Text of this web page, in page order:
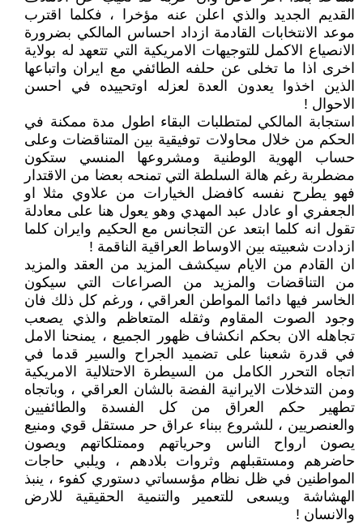
القديم الجديد والذي اعلن عنه مؤخرا ، فكلما اقترب
موعد الانتخابات القادمة ازداد احساس المالكي بضرورة
الانصياع الاكمل للتوجيهات الامريكية التي تتعهد له بولاية
اخرى اذا ما تخلى عن حلفه الطائفي مع ايران واتباعها
الذين اخذوا يعدون العدة لعزله اوتحييده في احسن
الاحوال !
استجابة المالكي لمتطلبات البقاء اطول مدة ممكنة في
الحكم من خلال محاولات توفيقية بين المتناقضات وعلى
حساب الهوية الوطنية ومشروعها المنسي ستكون
مضطربة رغم هالة السلطة التي تمنحه بعضا من الاقتدار
فهو يطرح نفسه كافضل الخيارات من علاوي مثلا او
الجعفري او عادل عبد المهدي وهو يعول هنا على معادلة
تقول انه كلما ابتعد عن التجانس مع الحكيم وايران كلما
ازدادت شعبيته بين الاوساط العراقية الناقمة !
ان القادم من الايام سيكشف المزيد من العقد والمزيد
من التناقضات والمزيد من الصراعات التي سيكون
الخاسر فيها دائما المواطن العراقي ، ورغم كل ذلك فان
وجود الصوت المقاوم وثقله المتعاظم والذي يصعب
تجاهله الان بحكم انكشاف ظهور الجميع ، يمنحنا الامل
في قدرة شعبنا على تضميد الجراح والسير قدما في
اتجاه التحرر الكامل من السيطرة الاحتلالية الامريكية
ومن التدخلات الايرانية الفضة بالشان العراقي ، وباتجاه
تطهير حكم العراق من كل الفسدة والطائفيين
والعنصريين ، للشروع ببناء عراق حر مستقل قوي ومنيع
يصون ارواح الناس وحرياتهم وممتلكاتهم ويصون
حاضرهم ومستقبلهم وثروات بلادهم ، ويلبي حاجات
المواطنين في ظل نظام مؤسساتي دستوري كفوء ، ينبذ
الهشاشة ويسعى للتعمير والتنمية الحقيقية للارض
والانسان !